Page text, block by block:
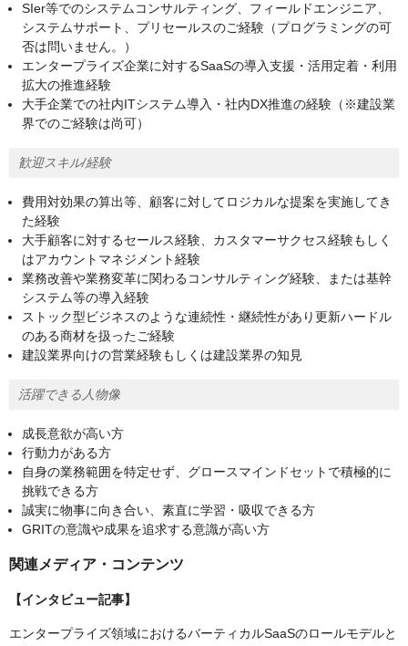
SIer等でのシステムコンサルティング、フィールドエンジニア、
システムサポート、プリセールスのご経験（プログラミングの可
否は問いません。）
エンタープライズ企業に対するSaaSの導入支援・活用定着・利用
拡大の推進経験
大手企業での社内ITシステム導入・社内DX推進の経験（※建設業
界でのご経験は尚可）
歓迎スキル/経験
費用対効果の算出等、顧客に対してロジカルな提案を実施してき
た経験
大手顧客に対するセールス経験、カスタマーサクセス経験もしく
はアカウントマネジメント経験
業務改善や業務変革に関わるコンサルティング経験、または基幹
システム等の導入経験
ストック型ビジネスのような連続性・継続性があり更新ハードル
のある商材を扱ったご経験
建設業界向けの営業経験もしくは建設業界の知見
活躍できる人物像
成長意欲が高い方
行動力がある方
自身の業務範囲を特定せず、グロースマインドセットで積極的に
挑戦できる方
誠実に物事に向き合い、素直に学習・吸収できる方
GRITの意識や成果を追求する意識が高い方
関連メディア・コンテンツ
【インタビュー記事】
エンタープライズ領域におけるバーティカルSaaSのロールモデルと